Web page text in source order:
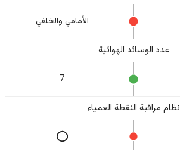
الأمامي والخلفي
عدد الوسائد الهوائية
7
نظام مراقبة النقطة العمياء